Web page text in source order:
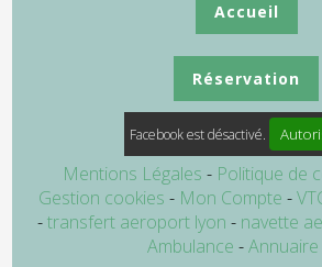
Accueil
Réservation
Facebook est désactivé.
Mentions Légales
Politique de
Gestion cookies
Mon Compte
transfert aeroport lyon
navette
Ambulance
Annuaire